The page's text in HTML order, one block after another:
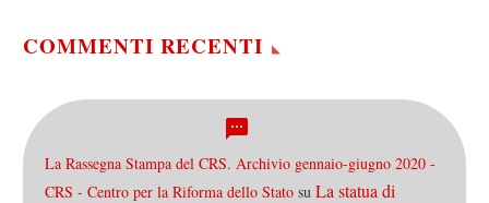
COMMENTI RECENTI
La Rassegna Stampa del CRS. Archivio gennaio-giugno 2020 -
CRS - Centro per la Riforma dello Stato su La statua di